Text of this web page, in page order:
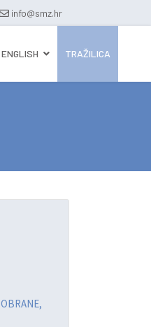
info@smz.hr
ENGLISH TRAŽILICA